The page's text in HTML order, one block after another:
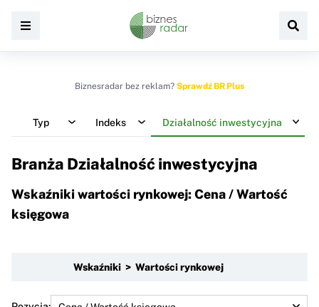
Biznesradar bez reklam? Sprawdź BR Plus
Typ Indeks Działalność inwestycyjna
Branża Działalność inwestycyjna
Wskaźniki wartości rynkowej: Cena / Wartość
księgowa
Wskaźniki > Wartości rynkowej